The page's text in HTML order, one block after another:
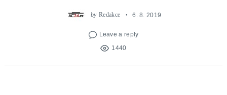
by Redakce 6. 8. 2019
Leave a reply
1440